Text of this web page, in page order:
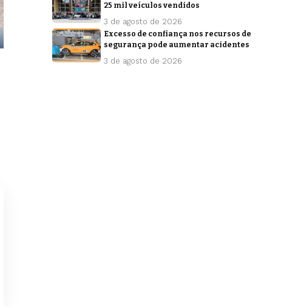
25 mil veículos vendidos
3 de agosto de 2026
Excesso de confiança nos recursos de
segurança pode aumentar acidentes
3 de agosto de 2026